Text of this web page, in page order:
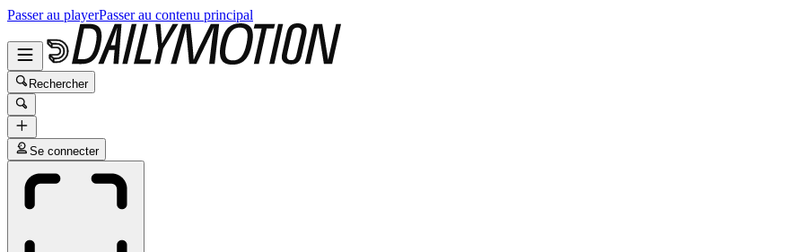
Passer au playerPasser au contenu principal
Rechercher
Se connecter